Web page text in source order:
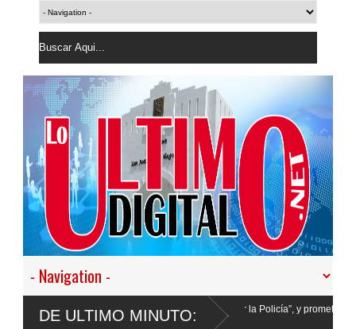
DE ULTIMO MINUTO:
desistir en nuestro empeño de transformar la Policía”, y promete cero